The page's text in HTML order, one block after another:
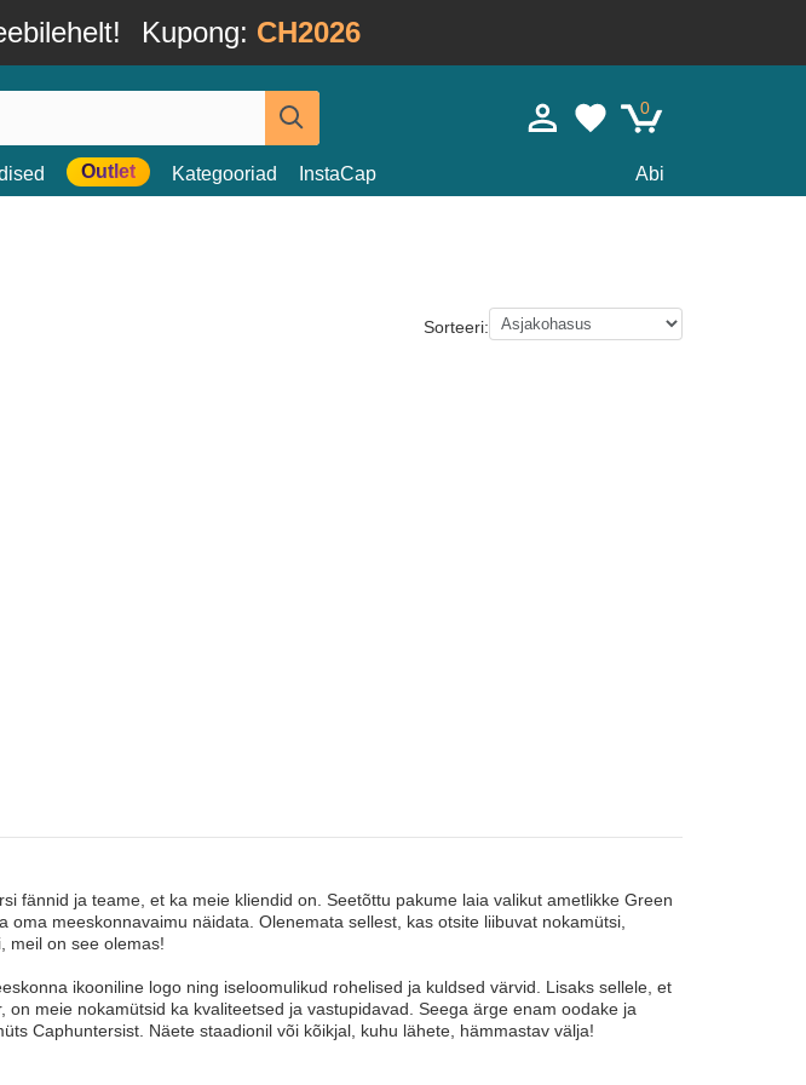
Kupong: CH2026
0
Outlet Kategooriad InstaCap Abi
Sorteeri:
fännid ja teame, et ka meie kliendid on. Seetõttu pakume laia valikut ametlikke Green
oma meeskonnavaimu näidata. Olenemata sellest, kas otsite liibuvat nokamütsi,
meil on see olemas!
ikooniline logo ning iseloomulikud rohelised ja kuldsed värvid. Lisaks sellele, et
on meie nokamütsid ka kvaliteetsed ja vastupidavad. Seega ärge enam oodake ja
Caphuntersist. Näete staadionil või kõikjal, kuhu lähete, hämmastav välja!